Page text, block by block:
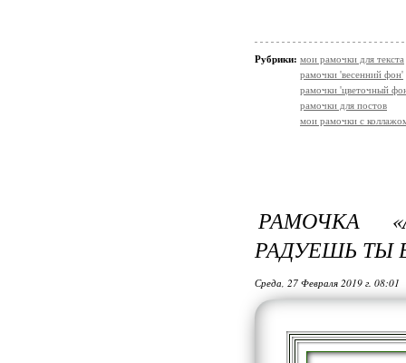
Рубрики: мои рамочки для текста
рамочки 'весенний фон'
рамочки 'цветочный
рамочки для постов
мои рамочки с
РАМОЧКА
РАДУЕШЬ ТЫ
Среда, 27 Февраля 2019 г. 08:01